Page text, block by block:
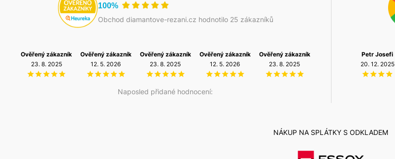
100%
Obchod diamantove-rezani.cz hodnotilo 25 zákazníků
Naposled přidané hodnocení:
Ověřený zákazník
Ověřený zákazník
23. 8. 2025
Ověřený zákazník
12. 5. 2026
Ověřený zákazník
23. 8. 2025
Ověřený zákazník
12. 5. 2026
Ověřený zákazník
23. 8. 2025
Василь Тома
Petr Josefi
20. 12. 2025
Василь Тома
14. 5. 2026
Petr Josefi
20. 12. 2025
Foukaná Izolace a
NZÚ Light
11. 12. 2025
David Fojtek
3. 7. 2025
NÁKUP NA SPLÁTKY S ODKLADEM